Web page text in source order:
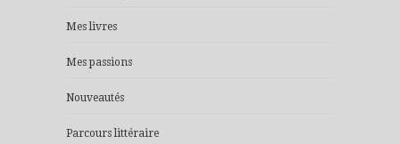
Mes livres
Mes passions
Nouveautés
Parcours littéraire